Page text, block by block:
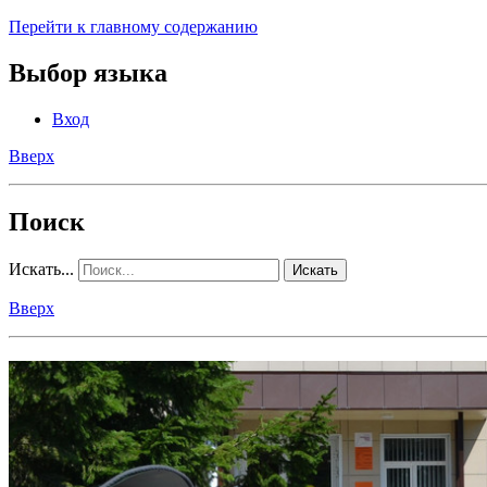
Перейти к главному содержанию
Выбор языка
Вход
Вверх
Поиск
Искать... Искать
Вверх